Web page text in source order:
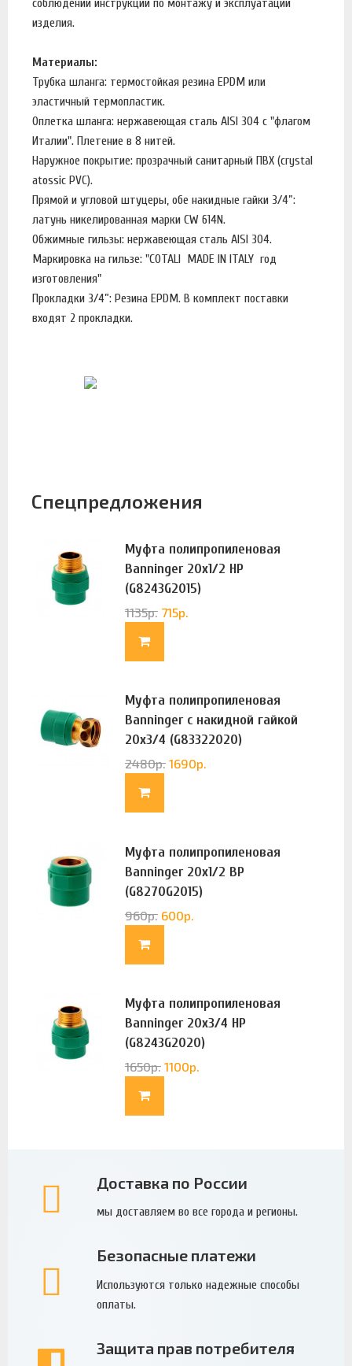
соблюдении инструкции по монтажу и эксплуатации
изделия.
Материалы:
Трубка шланга: термостойкая резина EPDM или
эластичный термопластик.
Оплетка шланга: нержавеющая сталь AISI 304 с "флагом
Италии". Плетение в 8 нитей.
Наружное покрытие: прозрачный санитарный ПВХ (crystal
atossic PVC).
Прямой и угловой штуцеры, обе накидные гайки 3/4”:
латунь никелированная марки CW 614N.
Обжимные гильзы: нержавеющая сталь AISI 304.
Маркировка на гильзе: "COTALI MADE IN ITALY год
изготовления"
Прокладки 3/4”: Резина EPDM. В комплект поставки
входят 2 прокладки.
Спецпредложения
Муфта полипропиленовая
Banninger 20х1/2 НР
(G8243G2015)
1135р. 715р.
Муфта полипропиленовая
Banninger с накидной гайкой
20х3/4 (G83322020)
2480р. 1690р.
Муфта полипропиленовая
Banninger 20х1/2 ВР
(G8270G2015)
960р. 600р.
Муфта полипропиленовая
Banninger 20х3/4 НР
(G8243G2020)
1650р. 1100р.
Доставка по России
мы доставляем во все города и регионы.
Безопасные платежи
Используются только надежные способы
оплаты.
Защита прав потребителя